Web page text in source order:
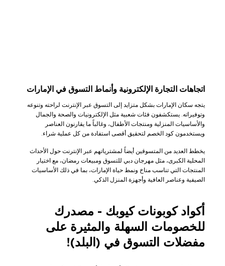
اتجاهات التجارة الإلكترونية وأنماط التسوق في الإمارات
يتجه سكان الإمارات بشكل متزايد إلى التسوق عبر الإنترنت لراحته وتنوعه
وتوفيراته. يستكشفون فئات شعبية مثل الإلكترونيات والصحة والجمال
والأساسيات المنزلية ومنتجات الأطفال، وغالباً ما يقارنون العناصر
ويستخدمون كود الخصم لتحقيق أقصى استفادة من كل عملية شراء.
يخطط العديد من المتسوقين أيضاً لمشترياتهم عبر الإنترنت حول الأحداث
المحلية الكبرى، مثل مهرجان دبي للتسوق ومبيعات رمضان، مع اختيار
المنتجات التي تناسب مناخ ونمط حياة الإمارات، بما في ذلك الأساسيات
الصيفية وعناصر العافية وأجهزة المنزل الذكي.
أكواد كوبونات كيوبك - مصدرك
للخصومات السهلة والمثيرة على
مفضلات التسوق في (البلد)!